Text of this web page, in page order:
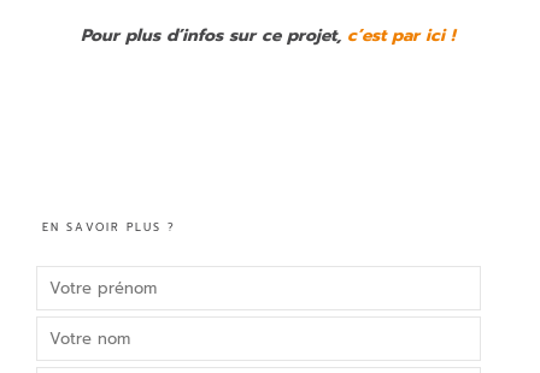
Pour plus d’infos sur ce projet, c’est par ici !
EN SAVOIR PLUS ?